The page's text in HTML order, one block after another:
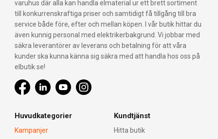
varuhus där alla kan handla elmaterial ur ett brett sortiment
till konkurrenskraftiga priser och samtidigt få tillgång till bra
service både före, efter och mellan köpen. I vår butik hittar du
även kunnig personal med elektrikerbakgrund. Vi jobbar med
säkra leverantörer av leverans och betalning för att våra
kunder ska kunna känna sig säkra med att handla hos oss på
elbutik.se!
Huvudkategorier
Kampanjer
Kundtjänst
Hitta butik